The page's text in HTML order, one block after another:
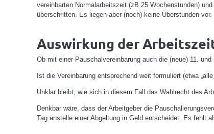
vereinbarten Normalarbeitszeit (zB 25 Wochenstunden)
überschritten. Es liegen aber (noch) keine Überstunden vor.
Auswirkung der
Ob mit einer Pauschalvereinbarung auch die (neue) 11.
Ist die Vereinbarung entsprechend weit formuliert (etwa
Unklar bleibt, wie sich in diesem Fall das Wahlrecht des
Denkbar wäre, dass der Arbeitgeber die
Tag anstelle einer Abgeltung in Geld entscheidet. Es fehlt